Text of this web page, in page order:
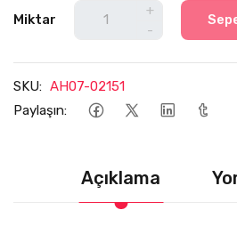
Miktar
+
-
SKU: AH07-02151
Paylaşın:
Açıklama